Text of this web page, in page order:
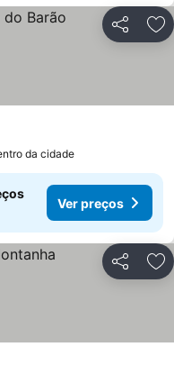
Partilhar
da cidade
Ver preços
Partilhar